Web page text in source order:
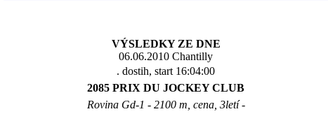
VÝSLEDKY ZE DNE
06.06.2010 Chantilly
. dostih, start 16:04:00
2085 PRIX DU JOCKEY CLUB
Rovina Gd-1 - 2100 m, cena, 3letí -